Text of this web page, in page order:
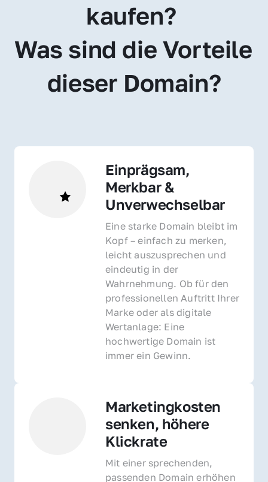
kaufen?
Was sind die Vorteile
dieser Domain?
Einprägsam,
Merkbar &
Unverwechselbar
Eine starke Domain bleibt im
Kopf – einfach zu merken,
leicht auszusprechen und
eindeutig in der
Wahrnehmung. Ob für den
professionellen Auftritt Ihrer
Marke oder als digitale
Wertanlage: Eine
hochwertige Domain ist
immer ein Gewinn.
Marketingkosten
senken, höhere
Klickrate
Mit einer sprechenden,
passenden Domain erhöhen